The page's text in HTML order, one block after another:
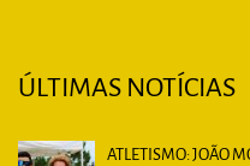
ÚLTIMAS NOTÍCIAS
ATLETISMO: JOÃO